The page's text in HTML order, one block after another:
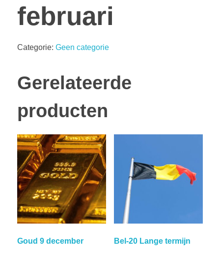
februari
Categorie: Geen categorie
Gerelateerde
producten
Goud 9 december Bel-20 Lange termijn